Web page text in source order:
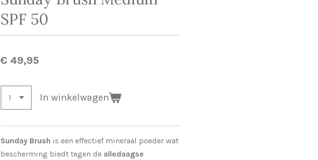
SPF 50
€ 49,95
In winkelwagen
Sunday Brush is een effectief mineraal poeder wat
bescherming biedt tegen de alledaagse